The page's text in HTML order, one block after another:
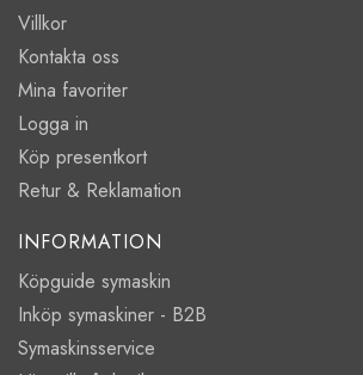
Villkor
Kontakta oss
Mina favoriter
Logga in
Köp presentkort
Retur & Reklamation
INFORMATION
Köpguide symaskin
Inköp symaskiner - B2B
Symaskinsservice